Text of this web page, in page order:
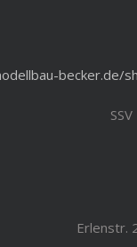
Erlenstr.